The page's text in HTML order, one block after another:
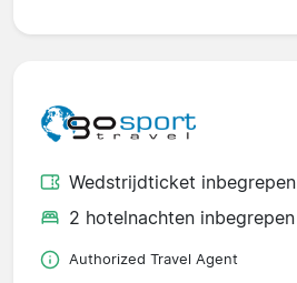
Wedstrijdticket inbegrepen
2 hotelnachten inbegrepen
Authorized Travel Agent